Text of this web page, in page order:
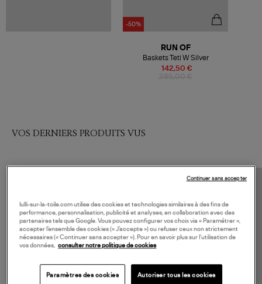
-50%
142,50 €
RUN OF
Baskets Teti W Silver
VOS DERNIERS PRODUITS VUS
lulli-sur-la-toile.com utilise des cookies et technologies similaires à des fins de
performance, personnalisation, publicité et analyses, en collaboration avec des
partenaires tels que Google. Vous pouvez configurer vos choix via « Paramétrer »,
accepter l’ensemble des cookies (« J’accepte ») ou refuser ceux non strictement
nécessaires (« Continuer sans accepter »). Pour en savoir plus sur l’utilisation de
vos données, consulter notre politique de cookies
Paramètres des cookies Autoriser tous les cookies
Continuer sans accepter